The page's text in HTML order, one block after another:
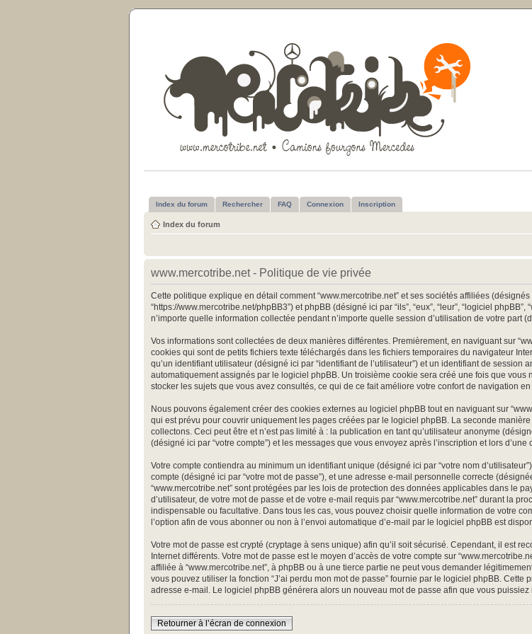
Index du forum Rechercher FAQ Connexion Inscription
Index du forum
www.mercotribe.net - Politique de vie privée
Cette politique explique en détail comment “www.mercotribe.net” et ses sociétés affiliées (désignés
“https://www.mercotribe.net/phpBB3”) et phpBB (désigné ici par “ils”, “eux”, “leur”, “logiciel
n’importe quelle information collectée pendant n’importe quelle session d’utilisation de votre part
Vos informations sont collectées de deux manières différentes. Premièrement, en naviguant sur
cookies qui sont de petits fichiers texte téléchargés dans les fichiers temporaires du navigateur
qu’un identifiant utilisateur (désigné ici par “identifiant de l’utilisateur”) et un identifiant de session
automatiquement assignés par le logiciel phpBB. Un troisième cookie sera créé une fois que vous
stocker les sujets que vous avez consultés, ce qui de ce fait améliore votre confort de navigation en
Nous pouvons également créer des cookies externes au logiciel phpBB tout en naviguant sur
qui est prévu pour couvrir uniquement les pages créées par le logiciel phpBB. La seconde
collectons. Ceci peut être et n’est pas limité à : la publication en tant qu’utilisateur anonyme
(désigné ici par “votre compte”) et les messages que vous envoyez après l’inscription et lors
Votre compte contiendra au minimum un identifiant unique (désigné ici par “votre nom
compte (désigné ici par “votre mot de passe”), et une adresse e-mail personnelle correcte
“www.mercotribe.net” sont protégées par les lois de protection des données applicables dans le
d’utilisateur, de votre mot de passe et de votre e-mail requis par “www.mercotribe.net” durant la
indispensable ou facultative. Dans tous les cas, vous pouvez choisir quelle information de votre
l’option afin de vous abonner ou non à l’envoi automatique d’e-mail par le logiciel phpBB est
Votre mot de passe est crypté (cryptage à sens unique) afin qu’il soit sécurisé. Cependant, il est
Internet différents. Votre mot de passe est le moyen d’accès de votre compte sur
affiliée à “www.mercotribe.net”, à phpBB ou à une tierce partie ne peut vous demander
vous pouvez utiliser la fonction “J’ai perdu mon mot de passe” fournie par le logiciel phpBB.
adresse e-mail. Le logiciel phpBB générera alors un nouveau mot de passe afin que vous puissiez
Retourner à l’écran de connexion